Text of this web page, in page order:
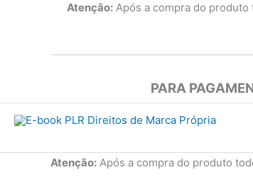
Atenção:Após a compra do produto
PARA
Atenção: Após a compra do produto